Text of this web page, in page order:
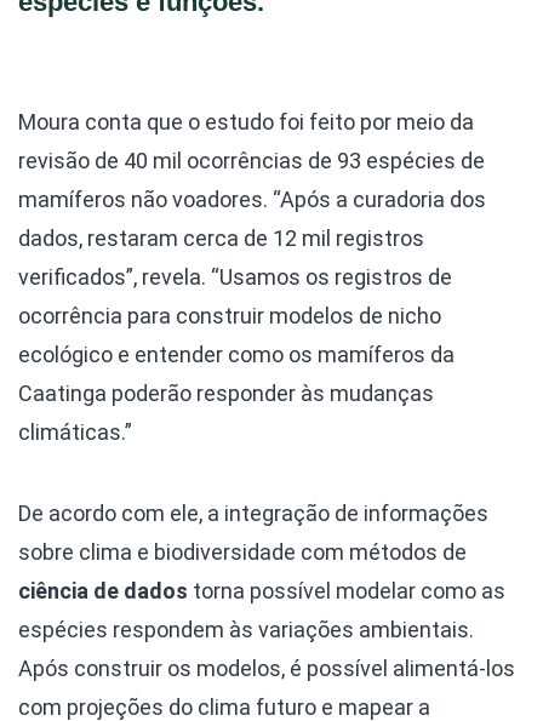
Moura conta que o estudo foi feito por meio da
revisão de 40 mil ocorrências de 93 espécies de
mamíferos não voadores. “Após a curadoria dos
dados, restaram cerca de 12 mil registros
verificados”, revela. “Usamos os registros de
ocorrência para construir modelos de nicho
ecológico e entender como os mamíferos da
Caatinga poderão responder às mudanças
climáticas.”
De acordo com ele, a integração de informações
sobre clima e biodiversidade com métodos de
ciência de dados torna possível modelar como as
espécies respondem às variações ambientais.
Após construir os modelos, é possível alimentá-los
com projeções do clima futuro e mapear a